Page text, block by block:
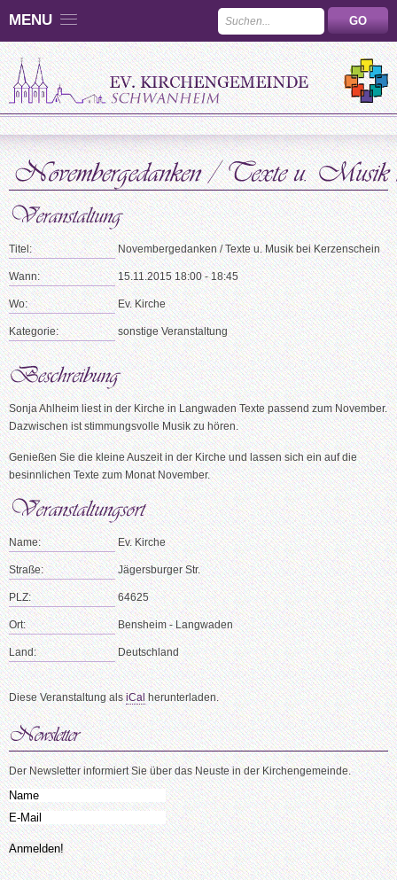
MENU
Titel: Novembergedanken / Texte u. Musik bei Kerzenschein
Wann: 15.11.2015 18:00 - 18:45
Wo: Ev. Kirche
Kategorie: sonstige Veranstaltung
Sonja Ahlheim liest in der Kirche in Langwaden Texte passend zum November.
Dazwischen ist stimmungsvolle Musik zu hören.
Genießen Sie die kleine Auszeit in der Kirche und lassen sich ein auf die
besinnlichen Texte zum Monat November.
Name: Ev. Kirche
Straße: Jägersburger Str.
PLZ: 64625
Ort: Bensheim - Langwaden
Land: Deutschland
Diese Veranstaltung alsiCalherunterladen.
Der Newsletter informiert Sie über das Neuste in der Kirchengemeinde.